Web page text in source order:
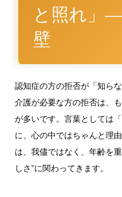
と照れ」
壁
認知症の方の拒否が「知ら
介護が必要な方の拒否は、
が多いです。言葉としては
に、心の中ではちゃんと理
は、我儘ではなく、年齢を
しさ”に関わってきます。